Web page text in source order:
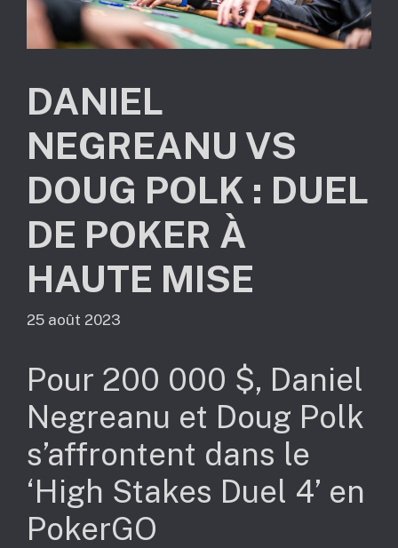
DANIEL
NEGREANU VS
DOUG POLK : DUEL
DE POKER À
HAUTE MISE
25 août 2023
Pour 200 000 $, Daniel
Negreanu et Doug Polk
s’affrontent dans le
‘High Stakes Duel 4’ en
PokerGO